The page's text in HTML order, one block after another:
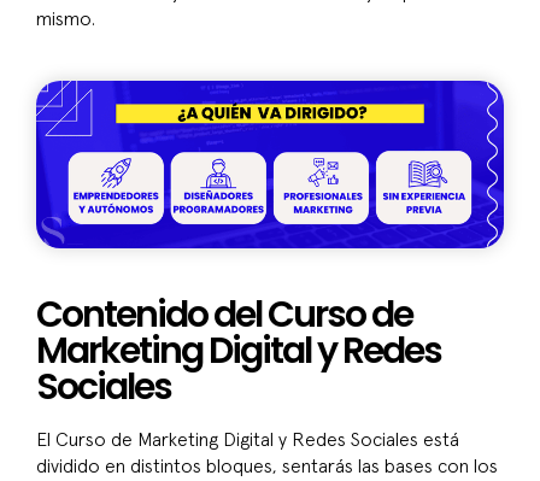
mismo.
Contenido del Curso de
Marketing Digital y Redes
Sociales
El Curso de Marketing Digital y Redes Sociales está
dividido en distintos bloques, sentarás las bases con los